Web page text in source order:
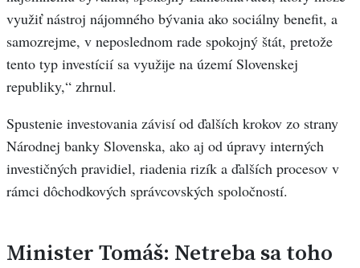
využiť nástroj nájomného bývania ako sociálny benefit, a
samozrejme, v neposlednom rade spokojný štát, pretože
tento typ investícií sa využije na území Slovenskej
republiky,“ zhrnul.
Spustenie investovania závisí od ďalších krokov zo strany
Národnej banky Slovenska, ako aj od úpravy interných
investičných pravidiel, riadenia rizík a ďalších procesov v
rámci dôchodkových správcovských spoločností.
Minister Tomáš: Netreba sa toho